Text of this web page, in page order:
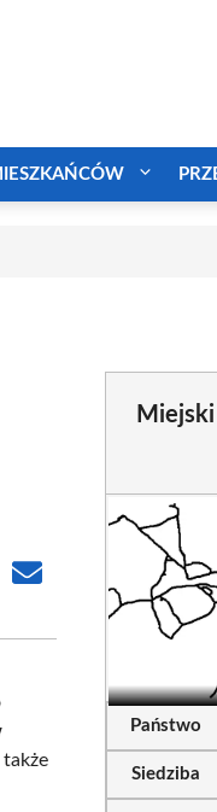
Share
Państwo
Siedziba